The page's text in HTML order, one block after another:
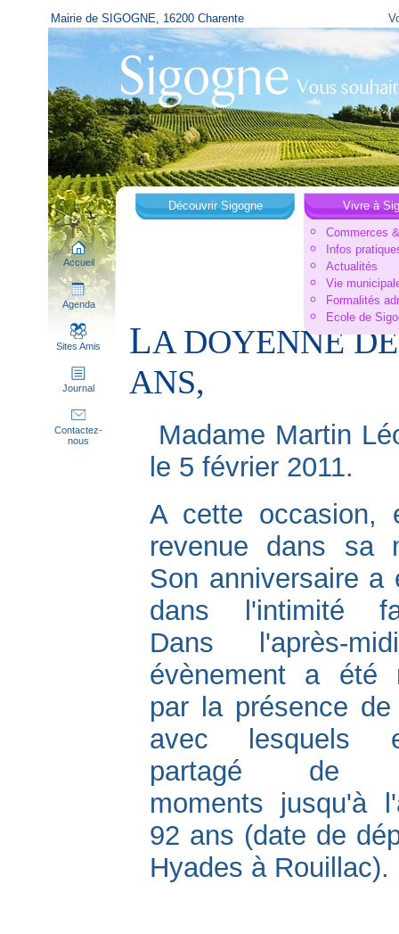
Mairie de SIGOGNE, 16200 Charente
Accueil
Agenda
Sites Amis
Journal
Contactez-
nous
Découvrir Sigogne
Vivre à
Commerces
Infos
Actualités
Vie
Formalités
Ecole de
LA DOYENNE
ANS,
Madame Martin
le 5 février 2011.
A cette occasion,
revenue dans sa
Son anniversaire a
dans l'intimité
Dans l'après-
évènement a été
par la présence
avec lesquels
partagé de
moments jusqu'à
92 ans (date de
Hyades à Rouillac).